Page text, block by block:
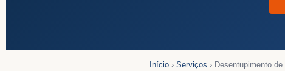
Início › Serviços › Desentupimento de